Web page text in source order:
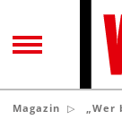
Magazin